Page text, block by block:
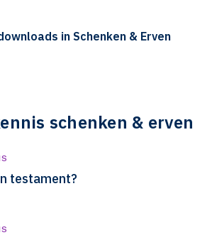
in Schenken & Erven
schenken & erven
testament?